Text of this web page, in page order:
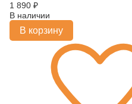
1 890 ₽
В наличии
В корзину